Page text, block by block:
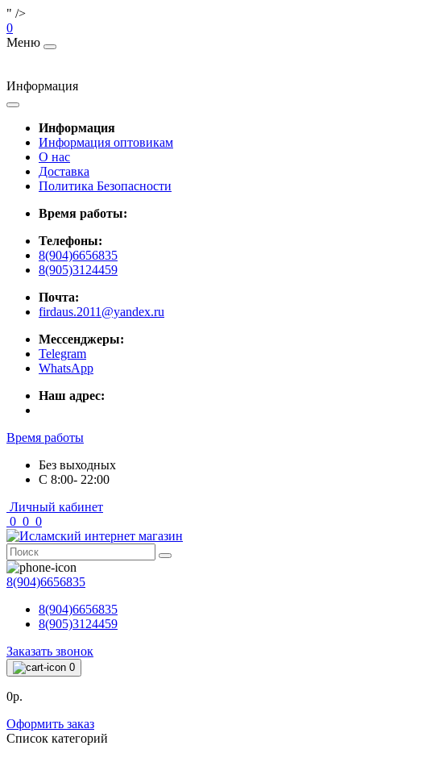
" />
0
Меню
Информация
Информация
Информация оптовикам
О нас
Доставка
Политика Безопасности
Время работы:
Телефоны:
8(904)6656835
8(905)3124459
Почта:
firdaus.2011@yandex.ru
Мессенджеры:
Telegram
WhatsApp
Наш адрес:
Время работы
Без выходных
С 8:00- 22:00
Личный кабинет
0 0 0
8(904)6656835
8(904)6656835
8(905)3124459
Заказать звонок
0
0р.
Оформить заказ
Список категорий